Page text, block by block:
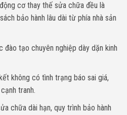
cơ thay thế sửa chữa đều là
bảo hành lâu dài từ phía nhà sản
tạo chuyên nghiệp dày dặn kinh
không có tình trạng báo sai giá,
tranh.
chữa dài hạn, quy trình bảo hành